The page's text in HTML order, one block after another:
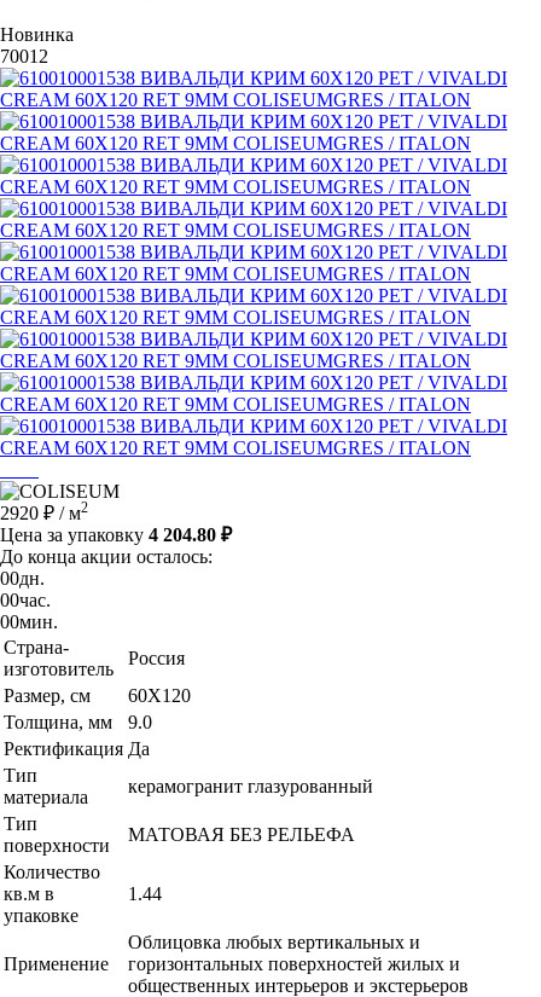
Новинка
70012
2920 ₽ / м2
Цена за упаковку 4 204.80 ₽
До конца акции осталось:
00дн.
00час.
00мин.
Страна-
изготовитель
Россия
Размер, см
60X120
Толщина, мм
9.0
Ректификация Да
Тип
материала
керамогранит глазурованный
Тип
поверхности
МАТОВАЯ БЕЗ РЕЛЬЕФА
Количество
кв.м в
упаковке
1.44
Применение
Облицовка любых вертикальных и
горизонтальных поверхностей жилых и
общественных интерьеров и экстерьеров